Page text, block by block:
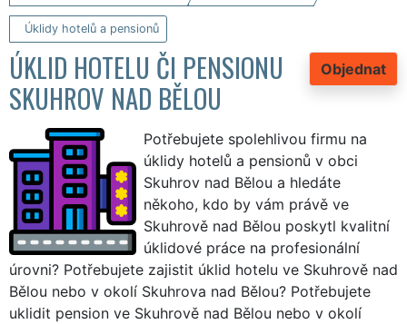
Úklidy hotelů a pensionů
Objednat
ÚKLID HOTELU ČI PENSIONU
SKUHROV NAD BĚLOU
Potřebujete spolehlivou firmu na
úklidy hotelů a pensionů v obci
Skuhrov nad Bělou a hledáte
někoho, kdo by vám právě ve
Skuhrově nad Bělou poskytl kvalitní
úklidové práce na profesionální
úrovni? Potřebujete zajistit úklid hotelu ve Skuhrově nad
Bělou nebo v okolí Skuhrova nad Bělou? Potřebujete
uklidit pension ve Skuhrově nad Bělou nebo v okolí